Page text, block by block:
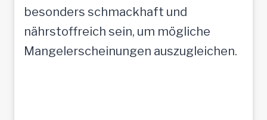
besonders schmackhaft und
nährstoffreich sein, um mögliche
Mangelerscheinungen auszugleichen.